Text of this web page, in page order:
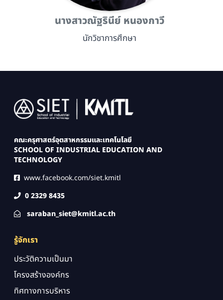
นางสาวณัฐรินีย์ หนองกาวี
นักวิชาการศึกษา
Image
คณะครุศาสตร์อุตสาหกรรมและเทคโนโลยี
SCHOOL OF INDUSTRIAL EDUCATION AND
TECHNOLOGY
www.facebook.com/siet.kmitl
0 2329 8435
saraban_siet@kmitl.ac.th
รู้จักเรา
ประวัติความเป็นมา
โครงสร้างองค์กร
ทิศทางการบริหาร